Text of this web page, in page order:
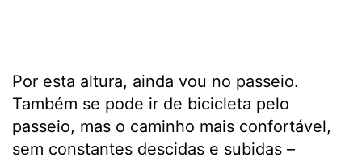
Por esta altura, ainda vou no passeio.
Também se pode ir de bicicleta pelo
passeio, mas o caminho mais confortável,
sem constantes descidas e subidas –